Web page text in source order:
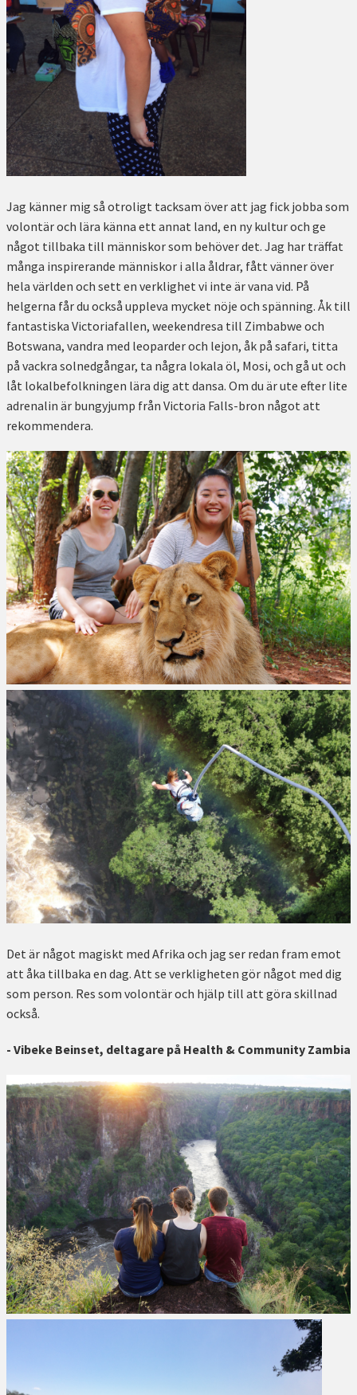
Jag känner mig så otroligt tacksam över att jag fick jobba som
volontär och lära känna ett annat land, en ny kultur och ge
något tillbaka till människor som behöver det. Jag har träffat
många inspirerande människor i alla åldrar, fått vänner över
hela världen och sett en verklighet vi inte är vana vid. På
helgerna får du också uppleva mycket nöje och spänning. Åk till
fantastiska Victoriafallen, weekendresa till Zimbabwe och
Botswana, vandra med leoparder och lejon, åk på safari, titta
på vackra solnedgångar, ta några lokala öl, Mosi, och gå ut och
låt lokalbefolkningen lära dig att dansa. Om du är ute efter lite
adrenalin är bungyjump från Victoria Falls-bron något att
rekommendera.
Det är något magiskt med Afrika och jag ser redan fram emot
att åka tillbaka en dag. Att se verkligheten gör något med dig
som person. Res som volontär och hjälp till att göra skillnad
också.
- Vibeke Beinset, deltagare på Health & Community Zambia